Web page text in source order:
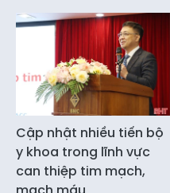
Cập nhật nhiều tiến bộ
y khoa trong lĩnh vực
can thiệp tim mạch,